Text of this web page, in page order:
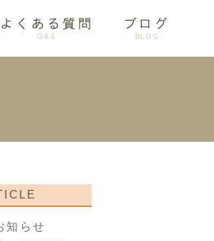
よくある質問
Q&A
ブログ
BLOG
知らせ